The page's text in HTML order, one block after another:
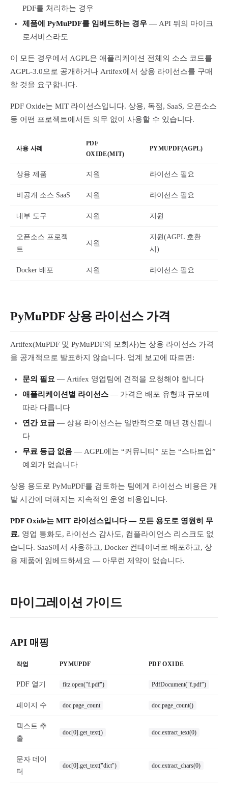
PDF를 처리하는 경우
제품에 PyMuPDF를 임베드하는 경우 — API 뒤의 마이크
로서비스라도
이 모든 경우에서 AGPL은 애플리케이션 전체의 소스 코드를
AGPL-3.0으로 공개하거나 Artifex에서 상용 라이선스를 구매
할 것을 요구합니다.
PDF Oxide는 MIT 라이선스입니다. 상용, 독점, SaaS, 오픈소스
등 어떤 프로젝트에서든 의무 없이 사용할 수 있습니다.
사용 사례
PDF
OXIDE(MIT)
PYMUPDF(AGPL)
상용 제품 지원 라이선스 필요
비공개 소스 SaaS 지원 라이선스 필요
내부 도구 지원 지원
오픈소스 프로젝
트
지원
지원(AGPL 호환
시)
Docker 배포 지원 라이선스 필요
PyMuPDF 상용 라이선스 가격
Artifex(MuPDF 및 PyMuPDF의 모회사)는 상용 라이선스 가격
을 공개적으로 발표하지 않습니다. 업계 보고에 따르면:
문의 필요 — Artifex 영업팀에 견적을 요청해야 합니다
애플리케이션별 라이선스 — 가격은 배포 유형과 규모에
따라 다릅니다
연간 요금 — 상용 라이선스는 일반적으로 매년 갱신됩니
다
무료 등급 없음 — AGPL에는 “커뮤니티” 또는 “스타트업”
예외가 없습니다
상용 용도로 PyMuPDF를 검토하는 팀에게 라이선스 비용은 개
발 시간에 더해지는 지속적인 운영 비용입니다.
PDF Oxide는 MIT 라이선스입니다 — 모든 용도로 영원히 무
료. 영업 통화도, 라이선스 감사도, 컴플라이언스 리스크도 없
습니다. SaaS에서 사용하고, Docker 컨테이너로 배포하고, 상
용 제품에 임베드하세요 — 아무런 제약이 없습니다.
마이그레이션 가이드
API 매핑
작업 PYMUPDF PDF OXIDE
PDF 열기 fitz.open("f.pdf") PdfDocument("f.pdf")
페이지 수 doc.page_count doc.page_count()
텍스트 추
출
doc[0].get_text() doc.extract_text(0)
문자 데이
터
doc[0].get_text("dict") doc.extract_chars(0)